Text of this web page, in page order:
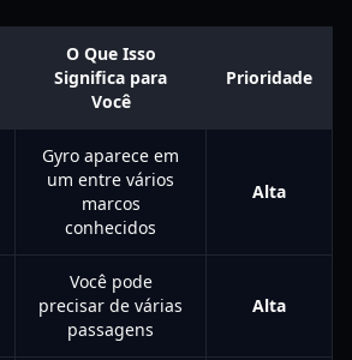
O Que Isso
Significa para
Você
Prioridade
Gyro aparece em
um entre vários
marcos
conhecidos
Alta
Você pode
precisar de várias
passagens
Alta